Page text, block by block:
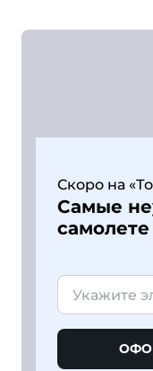
Скоро на
Самые
самолете